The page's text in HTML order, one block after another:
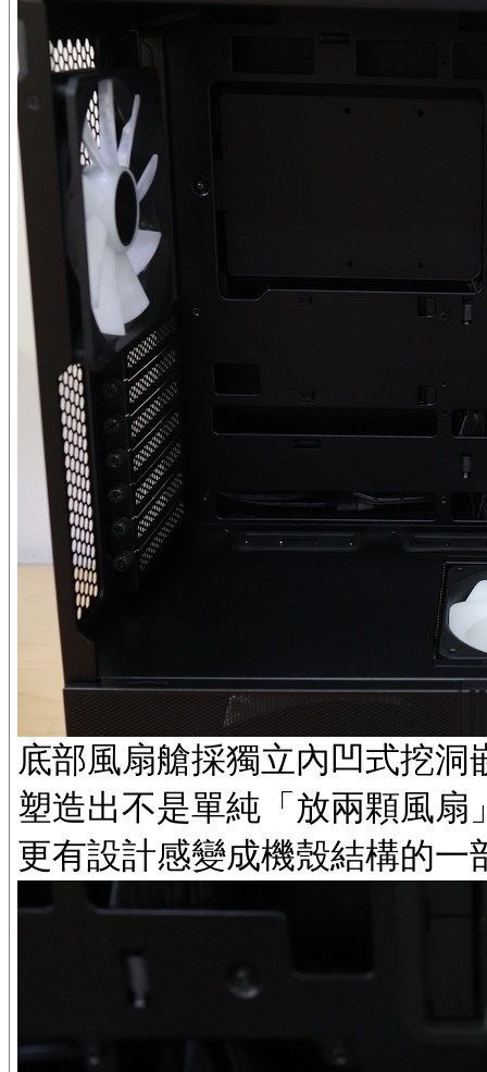
底部風扇艙採獨立內凹式挖洞
塑造出不是單純「放兩顆風扇
更有設計感變成機殼結構的一